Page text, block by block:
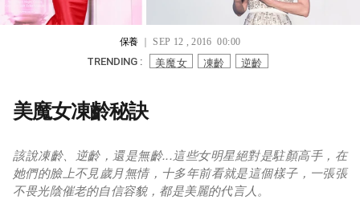
保養｜ SEP 12 , 2016 00:00
TRENDING : 美魔女 凍齡 逆齡
美魔女凍齡秘訣
該說凍齡、逆齡，還是無齡...這些女明星絕對是駐顏高手，在
她們的臉上不見歲月無情，十多年前看就是這個樣子，一張張
不畏光陰催老的自信容貌，都是美麗的代言人。